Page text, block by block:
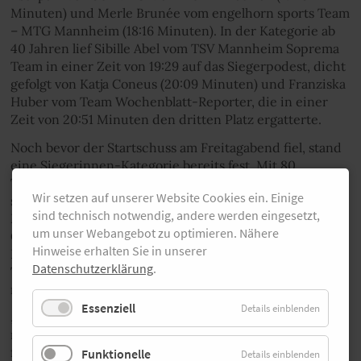
Minuten) und Merle Brunée vom engelhorn sports Team
– MTG Mannheim (18:16 Minuten). In der Kategorie ab
40 Jahren lief Sibille Abel vom TSV Mannheim Soprema
Team in einer Zeit von 19:29 auf das Siegerpodest, dicht
gefolgt von Katja Coneus (20:09 Minuten) und Franziska
Huber vom Team Wochenblatt-Reporter, die in einer
Zeit von 20:51 Minuten den dritten Platz ergatterte.
Noch bevor der Startschuss am Freitagabend fiel, stand
eine Siegerinnen-Kategorie bereits fest. Mit 80
Teilnehmerinnen schickte Titelsponsor engelhorn
sports die meisten Teilnehmerinnen beim Frauenlauf
Mannheim ins Rennen und sicherte sich den Titel den
Größten Teams. Auf den weiteren Plätzen folgte die
Polizei Mannheim mit 53 Teilnehmerinnen und das
Team „Nicht schnell – aber schön“ Team Schifferstadt
mit 48 Teilnehmerinnen.
„Nachdem wir im vergangen Jahr das Event mit einem
reduzierten Rahmenprogramm durchführen konnten,
freuen wir uns umso mehr, dass wir heute endlich
Wir setzen auf unserer Website Cookies ein. Einige
sind technisch notwendig, andere werden eingesetzt,
um unser Webangebot zu optimieren. Nähere
Hinweise erhalten Sie in unserer
Datenschutzerklärung.
Essenziell Details einblenden
Funktionelle Details einblenden